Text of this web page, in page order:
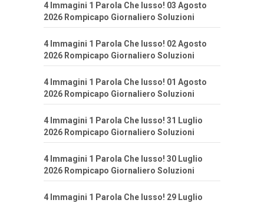
4 Immagini 1 Parola Che lusso! 03 Agosto
2026 Rompicapo Giornaliero Soluzioni
4 Immagini 1 Parola Che lusso! 02 Agosto
2026 Rompicapo Giornaliero Soluzioni
4 Immagini 1 Parola Che lusso! 01 Agosto
2026 Rompicapo Giornaliero Soluzioni
4 Immagini 1 Parola Che lusso! 31 Luglio
2026 Rompicapo Giornaliero Soluzioni
4 Immagini 1 Parola Che lusso! 30 Luglio
2026 Rompicapo Giornaliero Soluzioni
4 Immagini 1 Parola Che lusso! 29 Luglio